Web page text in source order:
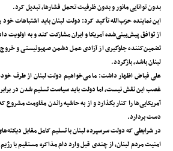
بدون توانایی مانور و بدون ظرفیت تحمل فشارها، تبدیل کرد.
این نماینده حزب‌الله تأکید کرد: دولت لبنان باید اشتباهات
از توافق پیش‌بینی‌شده آمریکا و ایران مشارکت کند و به
تضمین‌کننده جلوگیری از آزادی عمل دشمن صهیونیستی و خروج
لبنان باشد، بازگردد.
علی فیاض اظهار داشت: ما می‌خواهیم دولت لبنان از طرف
غصب این نقش نیست، اما دولت باید سیاست تسلیم شدن در
آمریکایی‌ها را کنار بگذارد و از به حاشیه راندن مقاومت
دست بردارد.
در شرایطی که دولت سرسپرده لبنان با تسلیم کامل مقابل
امنیت مردم لبنان، از چندی قبل وارد دام مذاکره مستقیم با